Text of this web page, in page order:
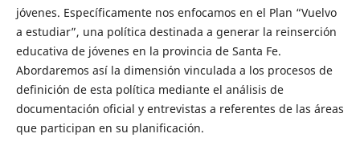
jóvenes. Específicamente nos enfocamos en el Plan “Vuelvo
a estudiar”, una política destinada a generar la reinserción
educativa de jóvenes en la provincia de Santa Fe.
Abordaremos así la dimensión vinculada a los procesos de
definición de esta política mediante el análisis de
documentación oficial y entrevistas a referentes de las áreas
que participan en su planificación.